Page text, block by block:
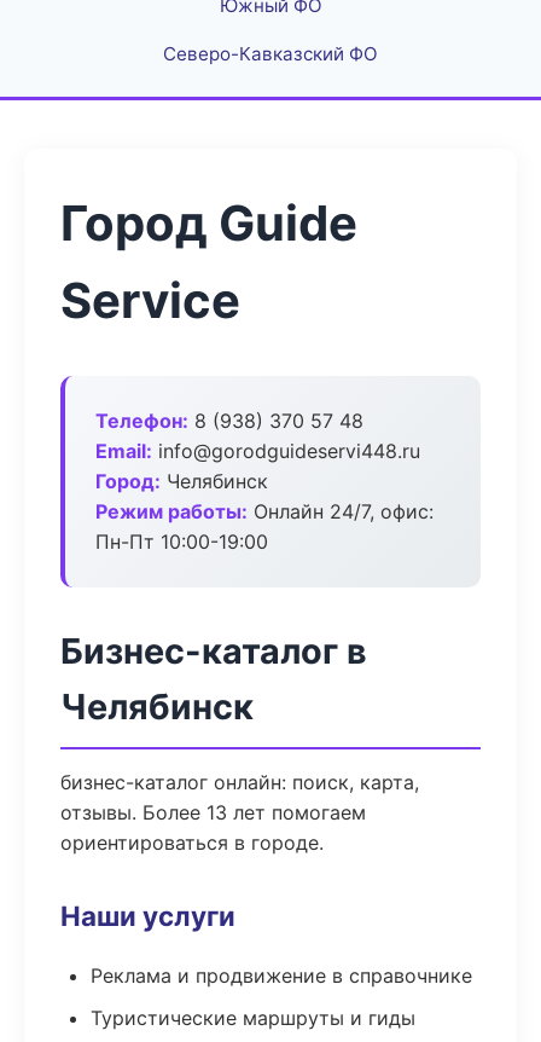
Южный ФО
Северо-Кавказский ФО
Город Guide
Service
Телефон: 8 (938) 370 57 48
Email: info@gorodguideservi448.ru
Город: Челябинск
Режим работы: Онлайн 24/7, офис:
Пн-Пт 10:00-19:00
Бизнес-каталог в
Челябинск
бизнес-каталог онлайн: поиск, карта,
отзывы. Более 13 лет помогаем
ориентироваться в городе.
Наши услуги
Реклама и продвижение в справочнике
Туристические маршруты и гиды